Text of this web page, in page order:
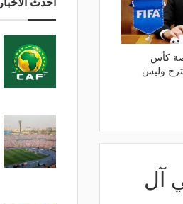
كأس
وليس
آل
أحدث الأخبار